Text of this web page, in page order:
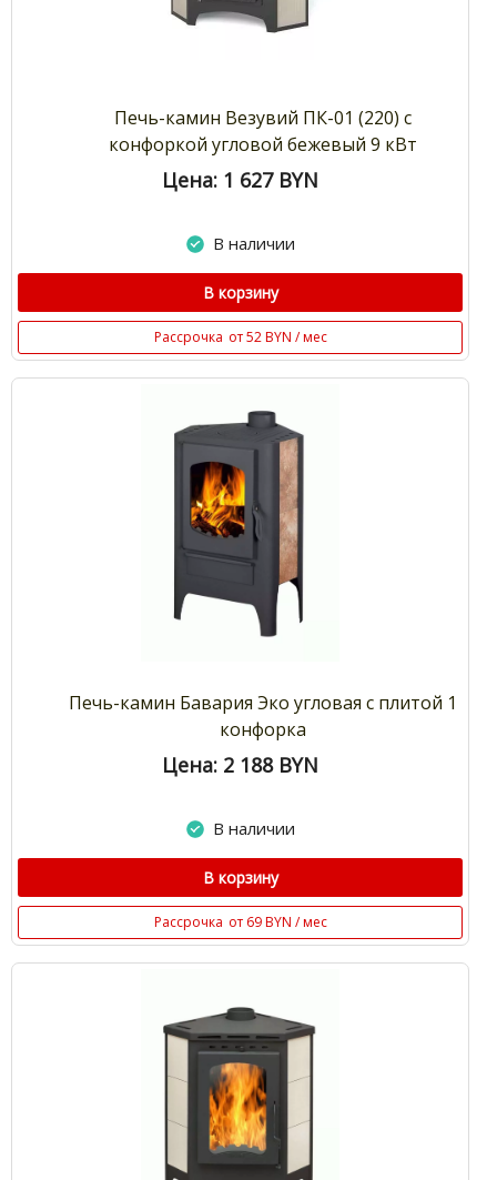
Печь-камин Везувий ПК-01 (220) с
конфоркой угловой бежевый 9 кВт
Цена: 1 627 BYN
В наличии
В корзину
Рассрочка от 52 BYN / мес
Печь-камин Бавария Эко угловая с плитой 1
конфорка
Цена: 2 188 BYN
В наличии
В корзину
Рассрочка от 69 BYN / мес